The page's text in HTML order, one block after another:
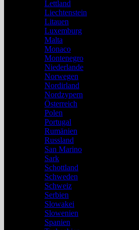
Lettland
Liechtenstein
Litauen
Luxemburg
Malta
Monaco
Montenegro
Niederlande
Norwegen
Nordirland
Nordzypern
Österreich
Polen
Portugal
Rumänien
Russland
San Marino
Sark
Schottland
Schweden
Schweiz
Serbien
Slowakei
Slowenien
Spanien